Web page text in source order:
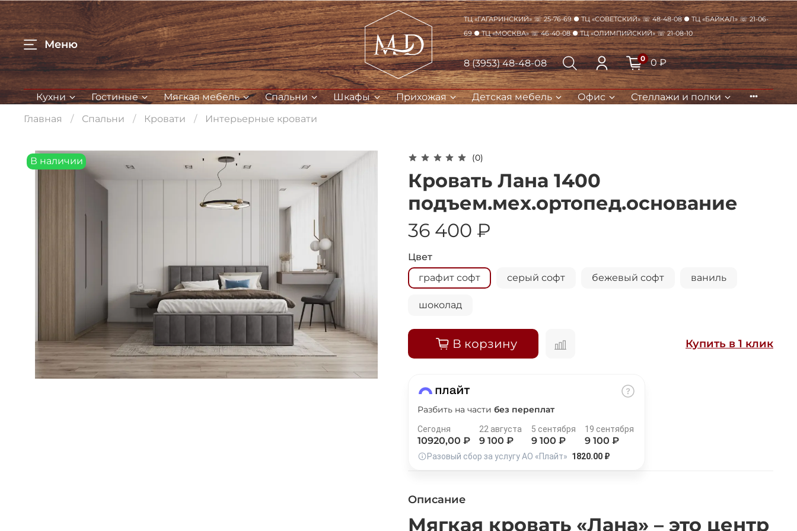
Меню
ТЦ «Гагаринский» ☏ 25-76-69 ● ТЦ «Советский» ☏ 48-48-08 ● ТЦ «Байкал» ☏ 21-06-
69 ● ТЦ «Москва» ☏ 46-40-08 ● ТЦ «Олимпийский» ☏ 21-08-10
8 (3953) 48-48-08 0 0 ₽
Кухни Гостиные Мягкая мебель Спальни Шкафы Прихожая Детская мебель Офис
Стеллажи и полки
Главная
Спальни Кровати Интерьерные кровати
В наличии (0)
Кровать Лана 1400
подъем.мех.ортопед.основание
36 400 ₽
Цвет
графит софт
серый софт бежевый софт ваниль
шоколад
В корзину Купить в 1 клик
Разбить на части без переплат
Сегодня
10920,00 ₽
22 августа
9 100₽
5 сентября
9 100 ₽
19 сентября
9 100 ₽
Разовый сбор за услугу АО «Плайт» 1820.00 ₽
Описание
Мягкая кровать «Лана» – это центр
Для клиентов всех банков
Разбейте оплату на части
Сегодня
25 %
Добавляйте товары
Оплачивайте сегодня только
выбранный способом
списываться